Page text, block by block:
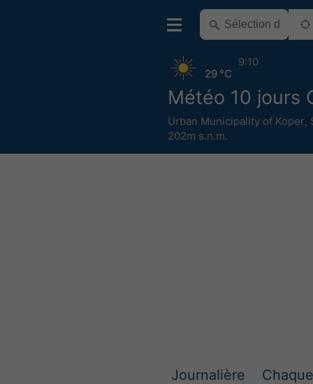
Météo 10 jours
Urban Municipality of Koper,
202m s.n.m.
29 °C
9:10
Journalière